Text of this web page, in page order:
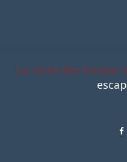
La carte des Escape